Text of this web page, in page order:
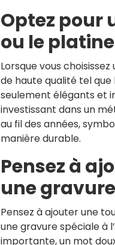
Optez pour
ou le
Lorsque vous
de haute qualité tel que
seulement élégants et
investissant dans un
au fil des années,
manière durable.
Pensez à
une
Pensez à ajouter une
une gravure spéciale à
importante, un mot